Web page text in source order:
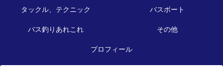
タックル、テクニック バスボート
バス釣りあれこれ その他
プロフィール